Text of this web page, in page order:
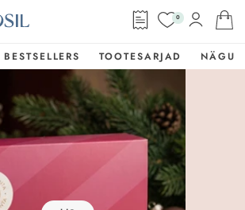
0
BESTSELLERS TOOTESARJAD NÄGU